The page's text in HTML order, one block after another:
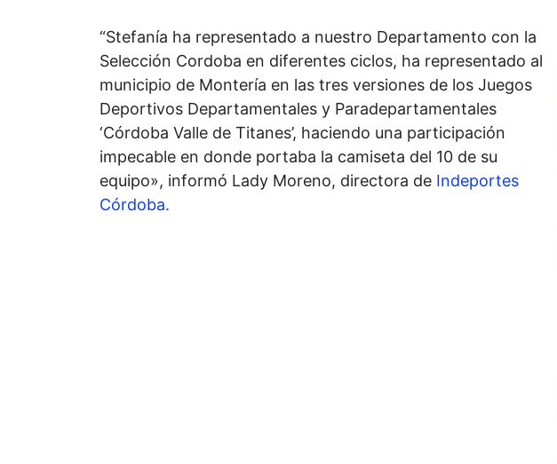
“Stefanía ha representado a nuestro Departamento con la
Selección Cordoba en diferentes ciclos, ha representado al
municipio de Montería en las tres versiones de los Juegos
Deportivos Departamentales y Paradepartamentales
‘Córdoba Valle de Titanes’, haciendo una participación
impecable en donde portaba la camiseta del 10 de su
equipo», informó Lady Moreno, directora de Indeportes
Córdoba.